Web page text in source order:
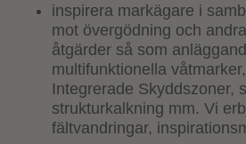
inspirera markägare i
mot övergödning och
åtgärder så som
multifunktionella
Integrerade Skyddszoner,
strukturkalkning mm. Vi
fältvandringar,